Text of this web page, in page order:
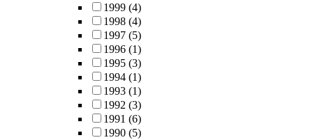
1999 (4)
1998 (4)
1997 (5)
1996 (1)
1995 (3)
1994 (1)
1993 (1)
1992 (3)
1991 (6)
1990 (5)